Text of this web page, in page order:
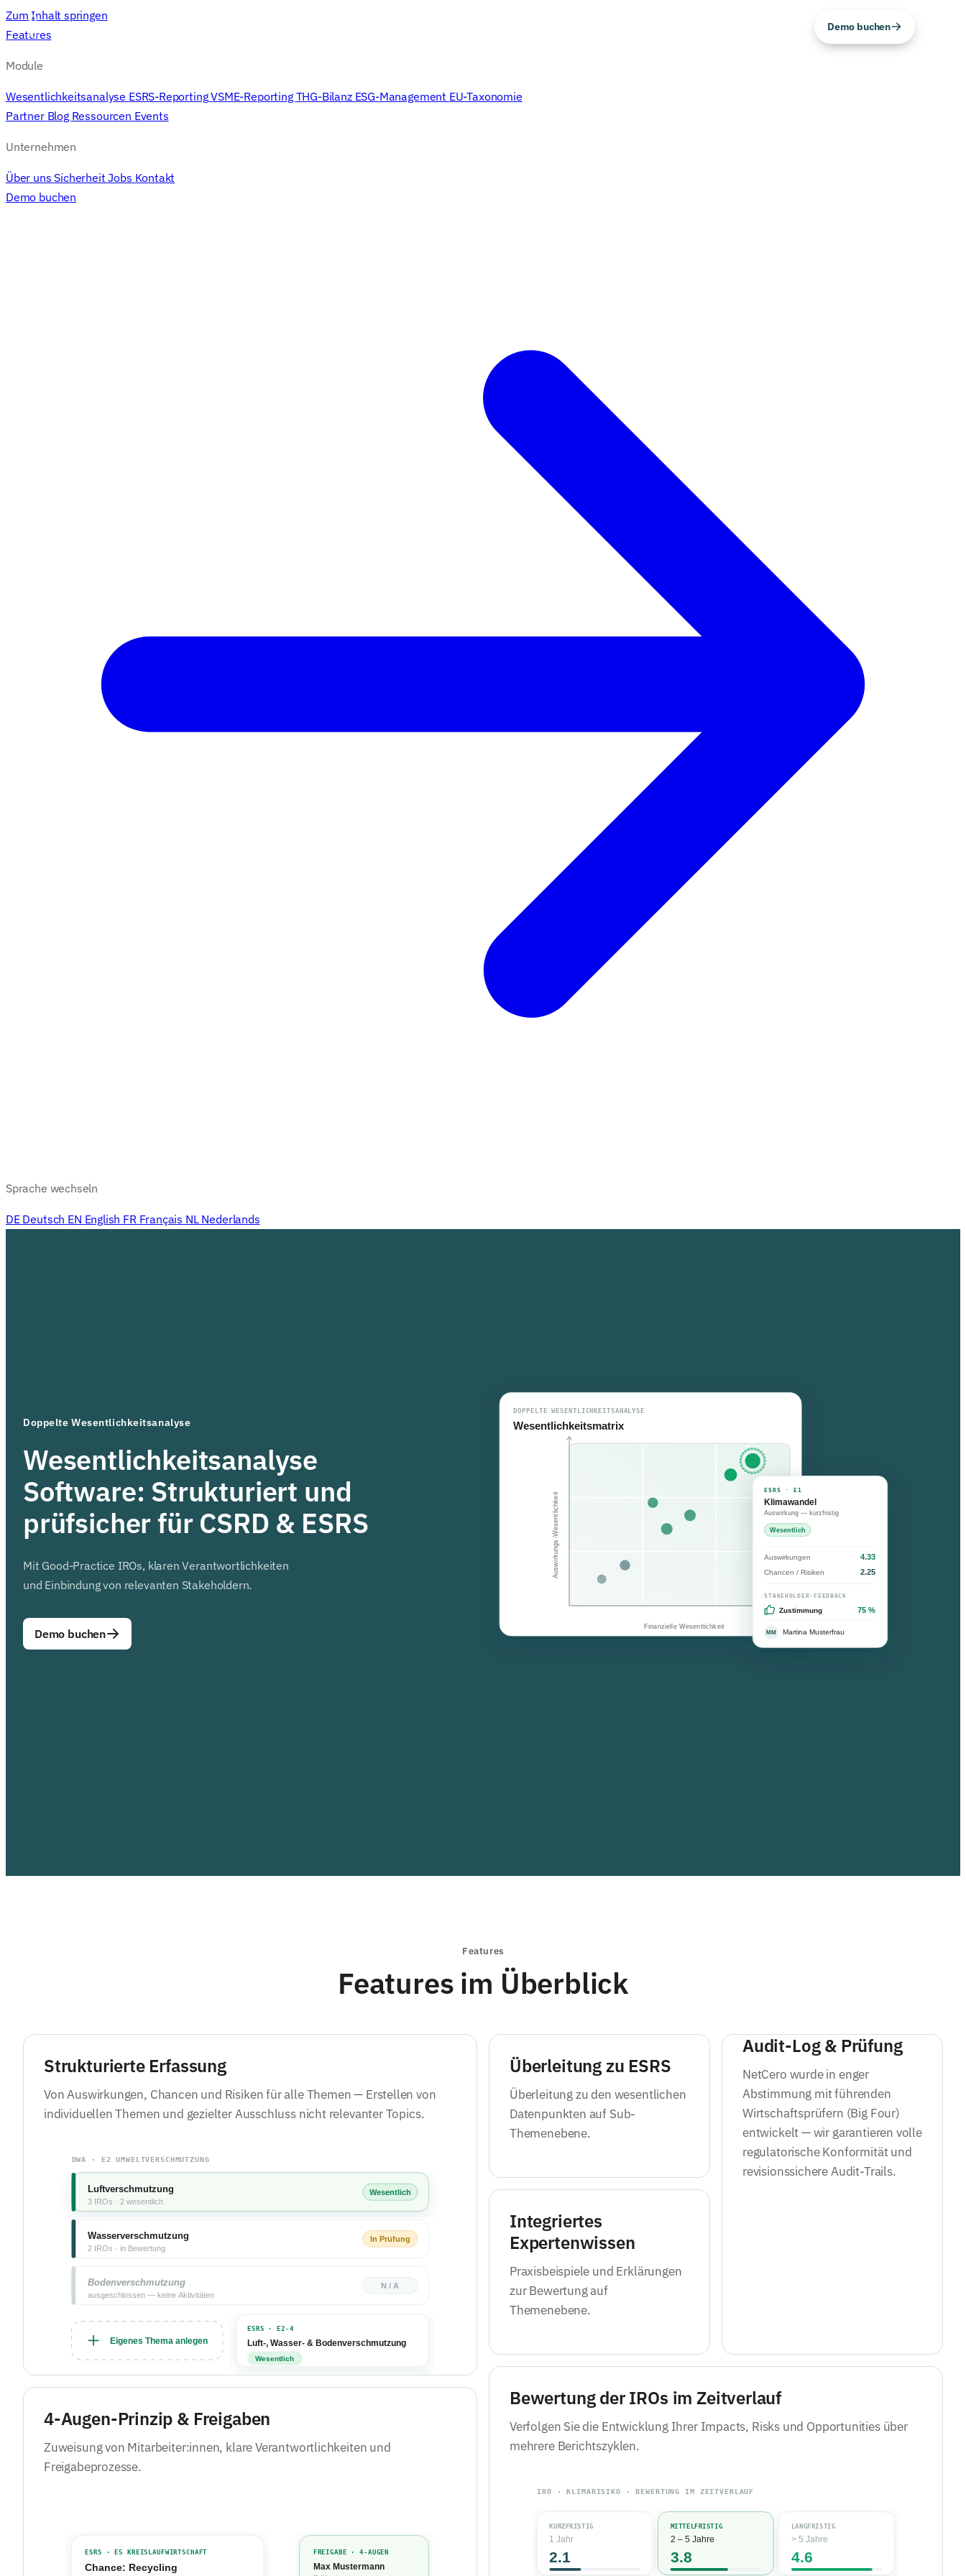
Zum Inhalt springen
Demo buchen
Features
Module
Wesentlichkeitsanalyse ESRS-ReportingVSME-Reporting THG-Bilanz ESG-Management EU-Taxonomie
Partner Blog Ressourcen Events
Unternehmen
Über uns SicherheitJobs Kontakt
Demo buchen
Sprache wechseln
DE Deutsch EN English FR Français NL Nederlands
Doppelte Wesentlichkeitsanalyse
Wesentlichkeitsanalyse
Software: Strukturiert und
prüfsicher für CSRD & ESRS
Mit Good-Practice IROs, klaren Verantwortlichkeiten
und Einbindung von relevanten Stakeholdern.
Demo buchen
Features
Features im Überblick
Strukturierte Erfassung
Von Auswirkungen, Chancen und Risiken für alle Themen — Erstellen von
individuellen Themen und gezielter Ausschluss nicht relevanter Topics.
4-Augen-Prinzip & Freigaben
Zuweisung von Mitarbeiter:innen, klare Verantwortlichkeiten und
Freigabeprozesse.
Überleitung zu ESRS
Überleitung zu den wesentlichen
Datenpunkten auf Sub-
Themenebene.
Integriertes
Expertenwissen
Praxisbeispiele und Erklärungen
zur Bewertung auf
Themenebene.
Audit-Log & Prüfung
NetCero wurde in enger
Abstimmung mit führenden
Wirtschaftsprüfern (Big Four)
entwickelt — wir garantieren volle
regulatorische Konformität und
revisionssichere Audit-Trails.
Bewertung der IROs im Zeitverlauf
Verfolgen Sie die Entwicklung Ihrer Impacts, Risks und Opportunities über
mehrere Berichtszyklen.